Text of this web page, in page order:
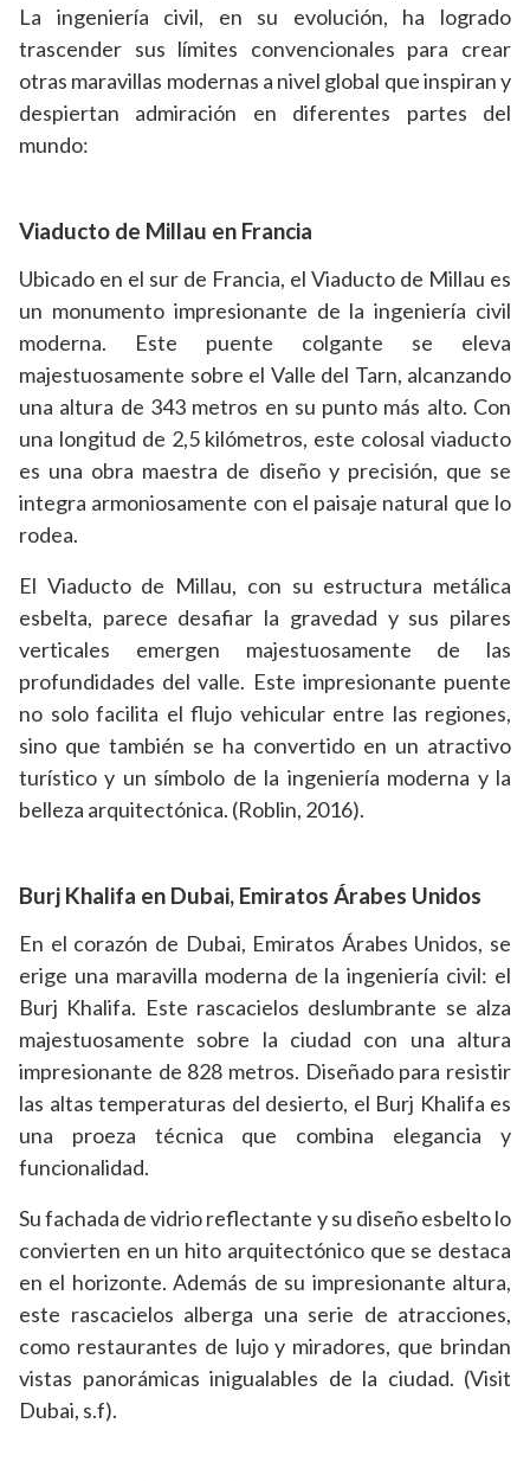
La ingeniería civil, en su evolución, ha logrado
trascender sus límites convencionales para crear
otras maravillas modernas a nivel global que inspiran y
despiertan admiración en diferentes partes del
mundo:
Viaducto de Millau en Francia
Ubicado en el sur de Francia, el Viaducto de Millau es
un monumento impresionante de la ingeniería civil
moderna. Este puente colgante se eleva
majestuosamente sobre el Valle del Tarn, alcanzando
una altura de 343 metros en su punto más alto. Con
una longitud de 2,5 kilómetros, este colosal viaducto
es una obra maestra de diseño y precisión, que se
integra armoniosamente con el paisaje natural que lo
rodea.
El Viaducto de Millau, con su estructura metálica
esbelta, parece desafiar la gravedad y sus pilares
verticales emergen majestuosamente de las
profundidades del valle. Este impresionante puente
no solo facilita el flujo vehicular entre las regiones,
sino que también se ha convertido en un atractivo
turístico y un símbolo de la ingeniería moderna y la
belleza arquitectónica. (Roblin, 2016).
Burj Khalifa en Dubai, Emiratos Árabes Unidos
En el corazón de Dubai, Emiratos Árabes Unidos, se
erige una maravilla moderna de la ingeniería civil: el
Burj Khalifa. Este rascacielos deslumbrante se alza
majestuosamente sobre la ciudad con una altura
impresionante de 828 metros. Diseñado para resistir
las altas temperaturas del desierto, el Burj Khalifa es
una proeza técnica que combina elegancia y
funcionalidad.
Su fachada de vidrio reflectante y su diseño esbelto lo
convierten en un hito arquitectónico que se destaca
en el horizonte. Además de su impresionante altura,
este rascacielos alberga una serie de atracciones,
como restaurantes de lujo y miradores, que brindan
vistas panorámicas inigualables de la ciudad. (Visit
Dubai, s.f).